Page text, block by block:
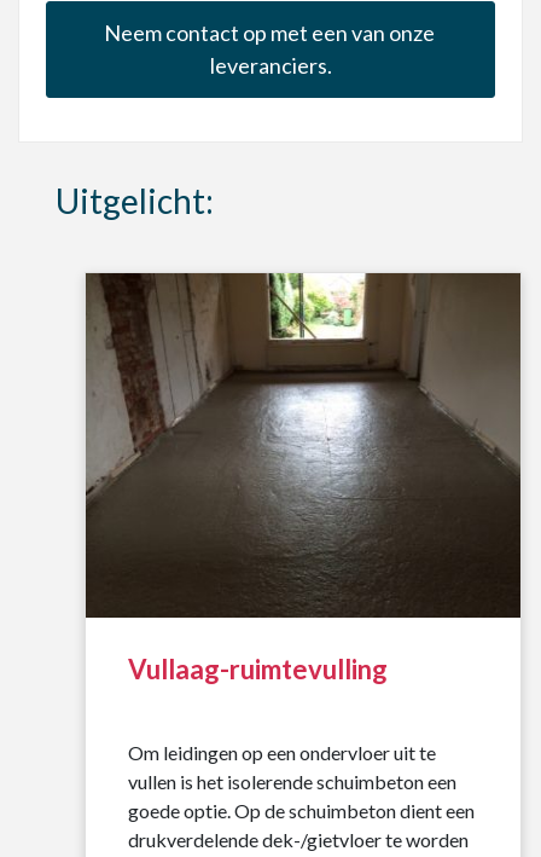
Neem contact op met een van onze
leveranciers.
Uitgelicht:
Vullaag-ruimtevulling
Om leidingen op een ondervloer uit te
vullen is het isolerende schuimbeton een
goede optie. Op de schuimbeton dient een
drukverdelende dek-/gietvloer te worden